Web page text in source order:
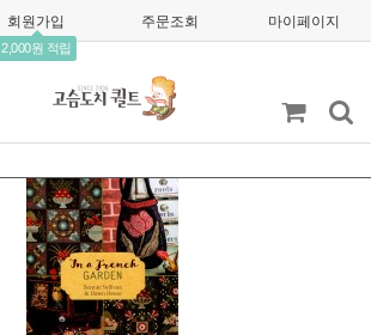
회원가입
2,000원 적립
주문조회 마이페이지